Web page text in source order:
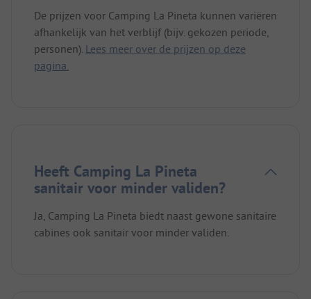
De prijzen voor Camping La Pineta kunnen variëren
afhankelijk van het verblijf (bijv. gekozen periode,
personen). Lees meer over de prijzen op deze
pagina.
Heeft Camping La Pineta
sanitair voor minder validen?
Ja, Camping La Pineta biedt naast gewone sanitaire
cabines ook sanitair voor minder validen.